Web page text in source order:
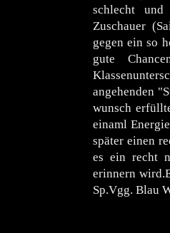
schlecht
Zuschauer
gegen ein so
gute
angehenden
wunsch
einaml
später einen
es ein recht
erinnern
Sp.Vgg. Blau